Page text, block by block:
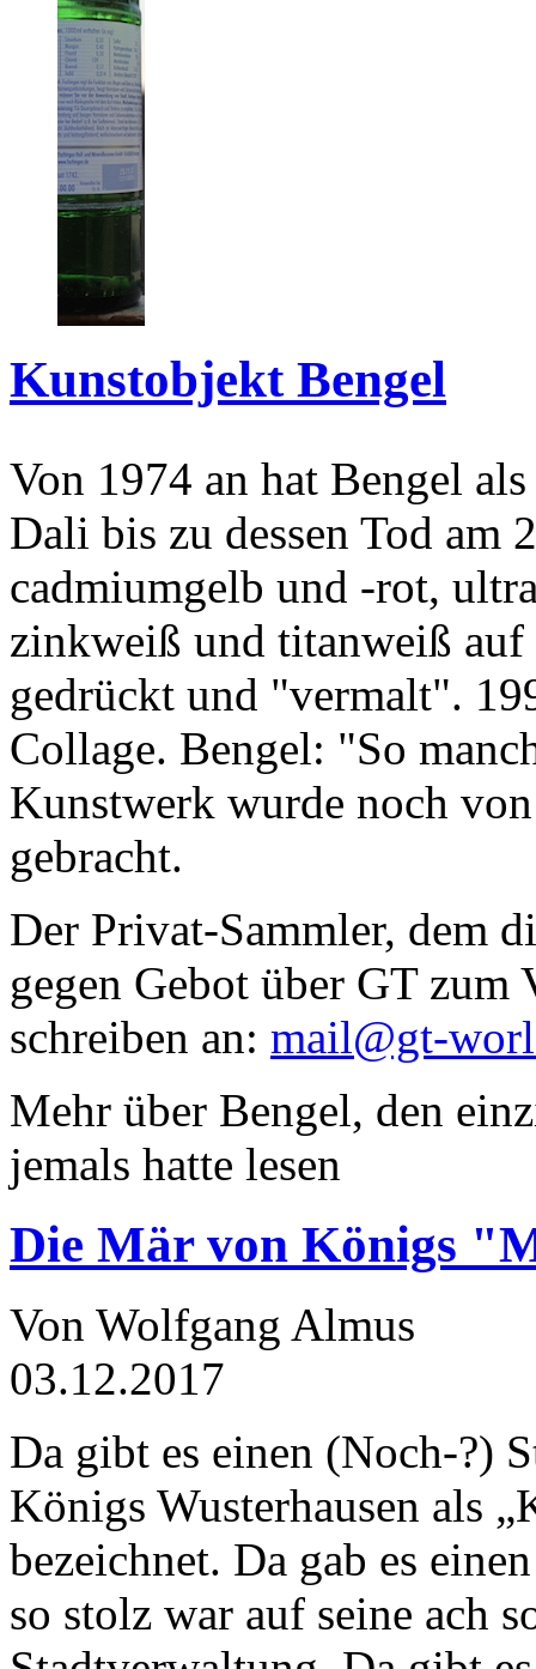
Kunstobjekt Bengel
Von 1974 an hat Bengel
Dali bis zu dessen Tod am
cadmiumgelb und -rot,
zinkweiß und titanweiß
gedrückt und "vermalt".
Collage. Bengel: "So
Kunstwerk wurde noch
gebracht.
Der Privat-Sammler, dem
gegen Gebot über GT zum
schreiben an: mail@gt-
Mehr über Bengel, den
jemals hatte lesen
Die Mär von Königs
Von Wolfgang Almus
03.12.2017
Da gibt es einen (Noch-?)
Königs Wusterhausen als
bezeichnet. Da gab es
so stolz war auf seine ach